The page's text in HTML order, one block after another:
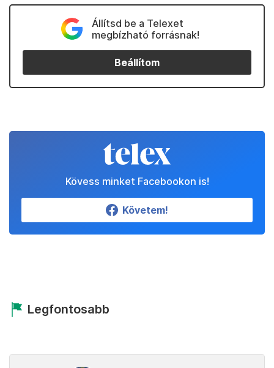
Állítsd be a Telexet
megbízható forrásnak!
Beállítom
Kövess minket Facebookon is!
Követem!
Legfontosabb